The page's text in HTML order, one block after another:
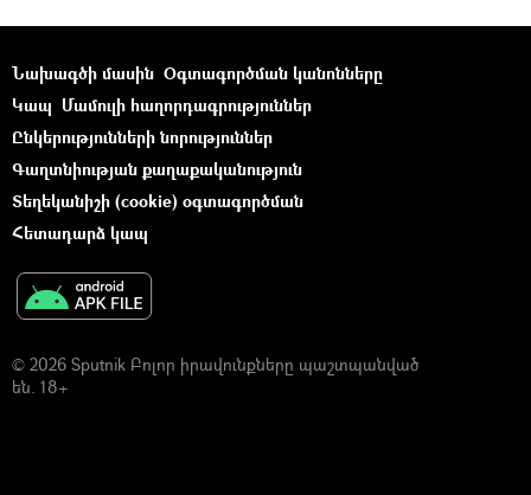
Նախագծի մասին Օգտագործման կանոնները
Կապ Մամուլի հաղորդագրություններ
Ընկերությունների նորություններ
Գաղտնիության քաղաքականություն
Տեղեկանիշի (cookie) օգտագործման
Հետադարձ կապ
© 2026 Sputnik Բոլոր իրավունքները պաշտպանված
են. 18+